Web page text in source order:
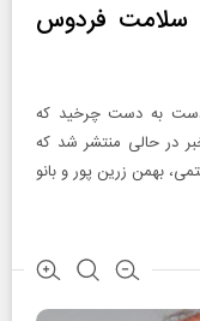
سلامت فردوس
دست به دست چرخید که
در حالی منتشر شد که
بهمن زرین پور و بانو